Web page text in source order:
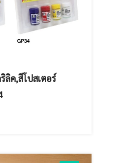
ลิค,สีโปสเตอร์